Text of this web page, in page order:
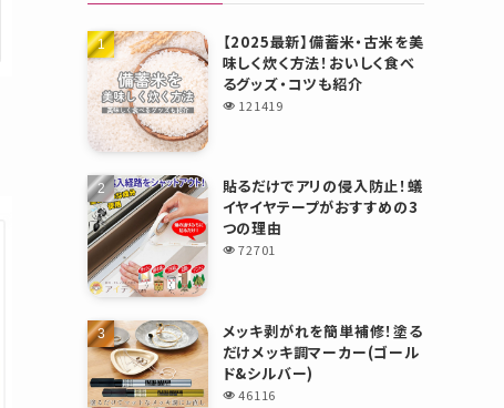
【2025最新】備蓄米・古米を美
味しく炊く方法！おいしく食べ
るグッズ・コツも紹介
121419
貼るだけでアリの侵入防止！蟻
イヤイヤテープがおすすめの3
つの理由
72701
メッキ剥がれを簡単補修！塗る
だけメッキ調マーカー(ゴール
ド&シルバー)
46116